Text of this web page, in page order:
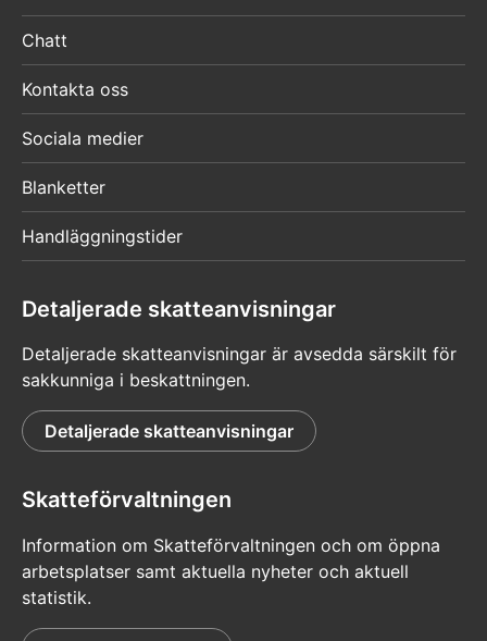
Chatt
Kontakta oss
Sociala medier
Blanketter
Handläggningstider
Detaljerade skatteanvisningar
Detaljerade skatteanvisningar är avsedda särskilt för
sakkunniga i beskattningen.
Detaljerade skatteanvisningar
Skatteförvaltningen
Information om Skatteförvaltningen och om öppna
arbetsplatser samt aktuella nyheter och aktuell
statistik.